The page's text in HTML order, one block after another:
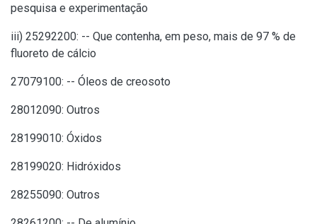
pesquisa e experimentação
iii) 25292200: -- Que contenha, em peso, mais de 97 % de
fluoreto de cálcio
27079100: -- Óleos de creosoto
28012090: Outros
28199010: Óxidos
28199020: Hidróxidos
28255090: Outros